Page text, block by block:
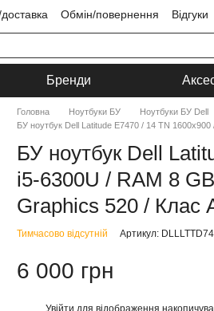
Обмін/повернення
Відгуки
Бренди
Головна Ноутбуки БУ
Ноутбуки БУ Dell
БУ ноутбук Dell Latitude E7470 / 14 TN
БУ ноутбук Dell
i5-6300U / RAM 8
Graphics 520 / Клас
Тимчасово відсутній Артикул:
6 000 грн
Увійти для відображення